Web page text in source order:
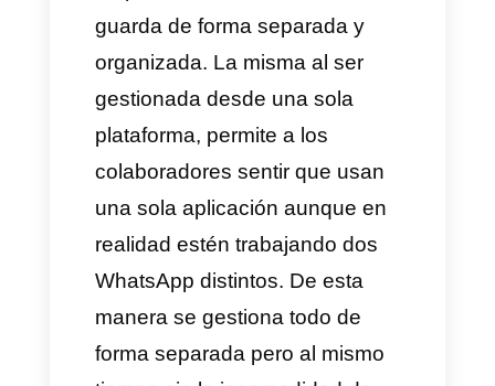
los multi-números para las
distintas marcas que posee una
empresa. Es necesario
entender cuáles son las
ventajas que nos trae aplicar
esta estrategia de varios
números de WhatsApp.
Organización